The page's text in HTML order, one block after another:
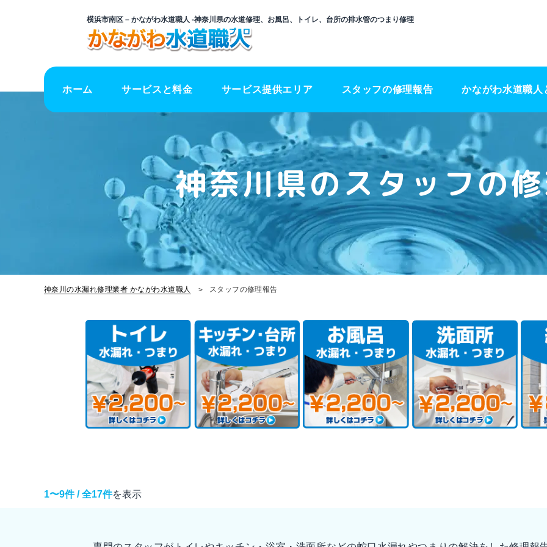
横浜市南区 – かながわ水道職人 -神奈川県の水道修理、お風呂、トイレ、台所の排水管のつまり修理
ホーム サービスと料金 サービス提供エリア スタッフの修理報告 かながわ水道職人
神奈川県のスタッフの
神奈川の水漏れ修理業者 かながわ水道職人 スタッフの修理報告
1〜9件 / 全17件を表示